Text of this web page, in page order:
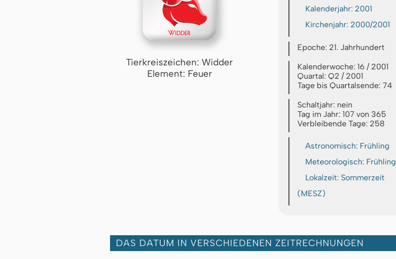
Tierkreiszeichen: Widder
Element: Feuer
Kalenderjahr: 2001
Kirchenjahr: 2000/2001
Epoche: 21. Jahrhundert
Kalenderwoche: 16 / 2001
Quartal: Q2 / 2001
Tage bis Quartalsende: 74
Schaltjahr: nein
Tag im Jahr: 107 von 365
Verbleibende Tage: 258
Astronomisch: Frühling
Meteorologisch: Frühling
Lokalzeit: Sommerzeit
(MESZ)
DAS DATUM IN VERSCHIEDENEN ZEITRECHNUNGEN